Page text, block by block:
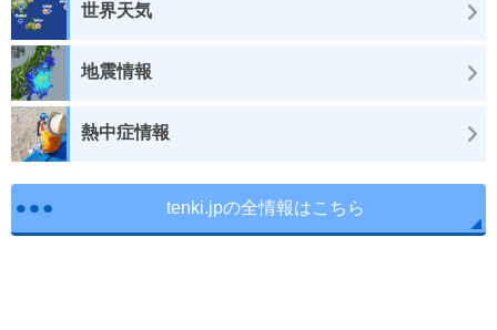
世界天気
地震情報
熱中症情報
tenki.jpの全情報はこちら